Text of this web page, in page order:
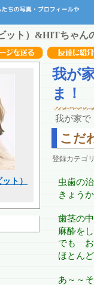
ット）&HITちゃん
ト）
我が
ま！
我が家
こだ
登録カテゴ
虫歯の
きょう
歯茎の
麻酔を
でも お
ほとん
あ～～